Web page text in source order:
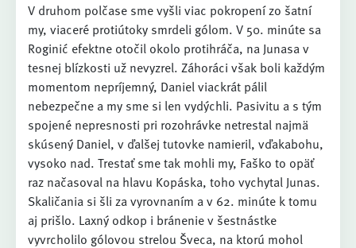
V druhom polčase sme vyšli viac pokropení zo šatní
my, viaceré protiútoky smrdeli gólom. V 50. minúte sa
Roginić efektne otočil okolo protihráča, na Junasa v
tesnej blízkosti už nevyzrel. Záhoráci však boli každým
momentom nepríjemný, Daniel viackrát pálil
nebezpečne a my sme si len vydýchli. Pasivitu a s tým
spojené nepresnosti pri rozohrávke netrestal najmä
skúsený Daniel, v ďalšej tutovke namieril, vďakabohu,
vysoko nad. Trestať sme tak mohli my, Faško to opäť
raz načasoval na hlavu Kopáska, toho vychytal Junas.
Skaličania si šli za vyrovnaním a v 62. minúte k tomu
aj prišlo. Laxný odkop i bránenie v šestnástke
vyvrcholilo gólovou strelou Šveca, na ktorú mohol